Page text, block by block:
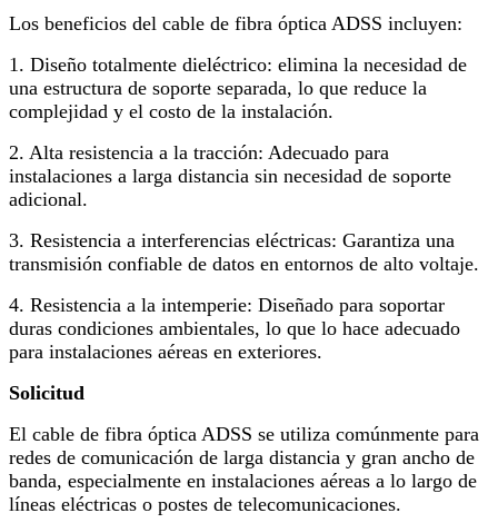
Los beneficios del cable de fibra óptica ADSS incluyen:
1. Diseño totalmente dieléctrico: elimina la necesidad de
una estructura de soporte separada, lo que reduce la
complejidad y el costo de la instalación.
2. Alta resistencia a la tracción: Adecuado para
instalaciones a larga distancia sin necesidad de soporte
adicional.
3. Resistencia a interferencias eléctricas: Garantiza una
transmisión confiable de datos en entornos de alto voltaje.
4. Resistencia a la intemperie: Diseñado para soportar
duras condiciones ambientales, lo que lo hace adecuado
para instalaciones aéreas en exteriores.
Solicitud
El cable de fibra óptica ADSS se utiliza comúnmente para
redes de comunicación de larga distancia y gran ancho de
banda, especialmente en instalaciones aéreas a lo largo de
líneas eléctricas o postes de telecomunicaciones.